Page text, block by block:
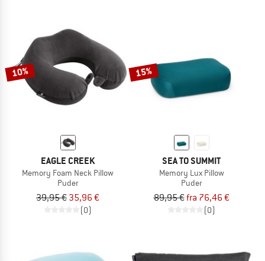
10%
EAGLE CREEK
Memory Foam Neck Pillow
Puder
39,95 € 35,96 €
(0)
15%
SEA TO SUMMIT
Memory Lux Pillow
Puder
89,95 €fra 76,46 €
(0)